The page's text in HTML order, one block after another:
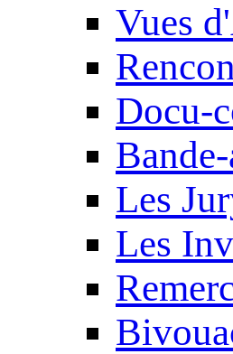
Vues
Docu-
Les
Les